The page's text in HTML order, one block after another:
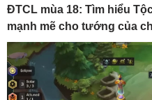
ĐTCL mùa 18: Tìm hiểu
mạnh mẽ cho tướng của